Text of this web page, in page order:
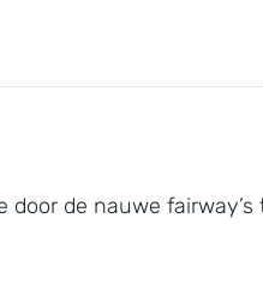
de nauwe fairway’s